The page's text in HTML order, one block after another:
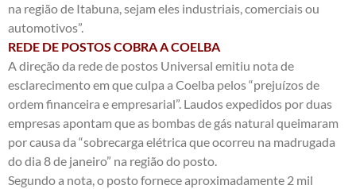
na região de Itabuna, sejam eles industriais, comerciais ou
automotivos”.
REDE DE POSTOS COBRA A COELBA
A direção da rede de postos Universal emitiu nota de
esclarecimento em que culpa a Coelba pelos “prejuízos de
ordem financeira e empresarial”. Laudos expedidos por duas
empresas apontam que as bombas de gás natural queimaram
por causa da “sobrecarga elétrica que ocorreu na madrugada
do dia 8 de janeiro” na região do posto.
Segundo a nota, o posto fornece aproximadamente 2 mil